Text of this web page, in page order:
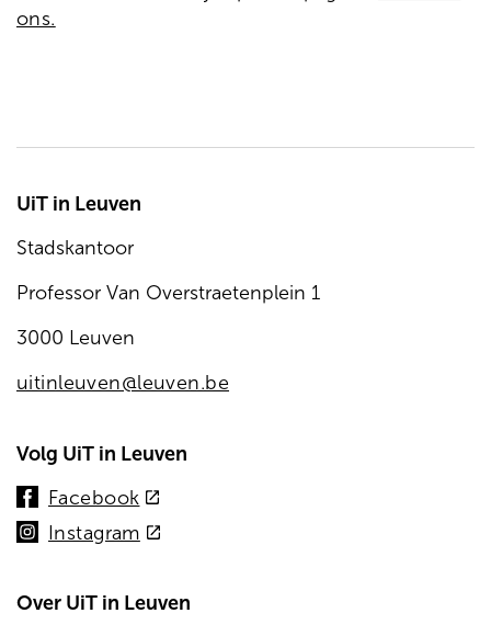
ons.
UiT in Leuven
Stadskantoor
Professor Van Overstraetenplein 1
3000 Leuven
uitinleuven@leuven.be
Volg UiT in Leuven
Facebook (externe
link)
Instagram(externe
Over UiT in Leuven